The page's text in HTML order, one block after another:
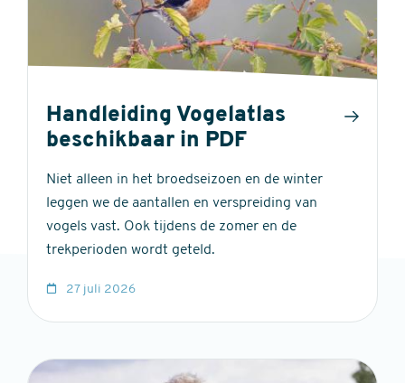
Handleiding Vogelatlas
beschikbaar in PDF
Niet alleen in het broedseizoen en de winter
leggen we de aantallen en verspreiding van
vogels vast. Ook tijdens de zomer en de
trekperioden wordt geteld.
27 juli 2026